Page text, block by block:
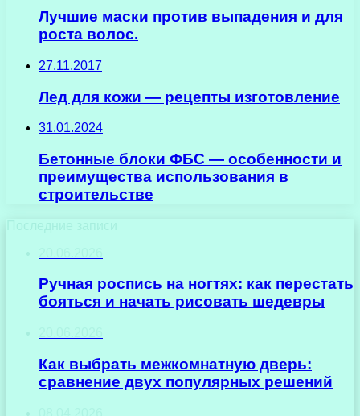
Лучшие маски против выпадения и для
роста волос.
27.11.2017
Лед для кожи — рецепты изготовление
31.01.2024
Бетонные блоки ФБС — особенности и
преимущества использования в
строительстве
Последние записи
Ручная роспись на ногтях: как перестать
бояться и начать рисовать шедевры
Как выбрать межкомнатную дверь:
сравнение двух популярных решений